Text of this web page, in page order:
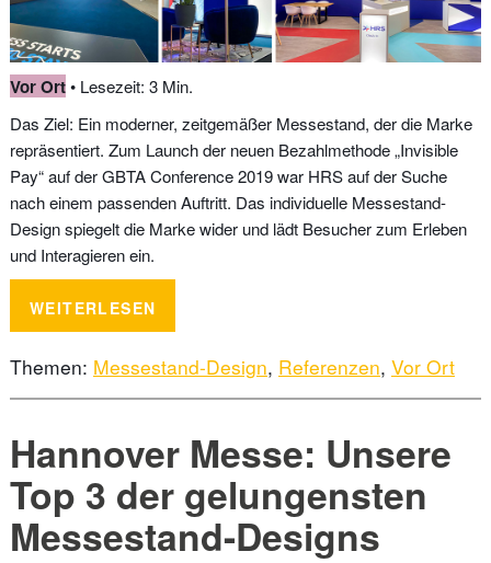
Vor Ort• Lesezeit: 3 Min.
Das Ziel: Ein moderner, zeitgemäßer Messestand, der die Marke
repräsentiert. Zum Launch der neuen Bezahlmethode „Invisible
Pay“ auf der GBTA Conference 2019 war HRS auf der Suche
nach einem passenden Auftritt. Das individuelle Messestand-
Design spiegelt die Marke wider und lädt Besucher zum Erleben
und Interagieren ein.
WEITERLESEN
Themen: Messestand-Design, Referenzen, Vor Ort
Hannover Messe: Unsere
Top 3 der gelungensten
Messestand-Designs